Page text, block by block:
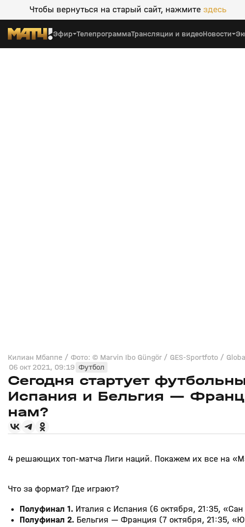
Чтобы вернуться на старый сайт, нажмите здесь
Эфир ТелепрограммаТрансляции и видеоНовости
Килиан Мбаппе / Фото: © Marvin Ibo Güngör / GES-Sportfoto /
06 окт 2021, 09:19 Футбол
Сегодня стартует
Испания и Бельгия —
нам?
4 решающих топ-матча Лиги наций. Покажем их все на
Что за формат? Где играют?
Полуфинал 1. Италия с Испания (6 октября, 21:35,
Полуфинал 2. Бельгия — Франция (7 октября, 21:35,